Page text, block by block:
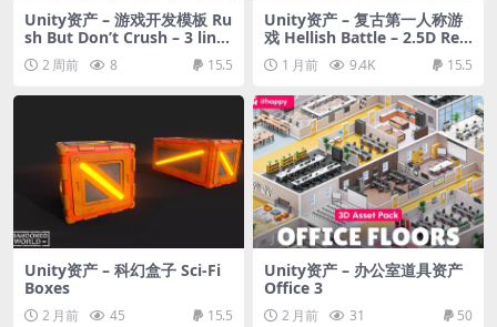
Unity资产 – 游戏开发模板 Ru
sh But Don’t Crush – 3 line
game – ready for release v
1.02 周前 8 15.5
Unity资产 – 复古第一人称游
戏 Hellish Battle – 2.5D Retr
o FPS1 月前 9.4K 15.5
Unity资产 – 科幻盒子 Sci-Fi
Boxes
2 月前 45 15.5
Unity资产 – 办公室道具资产
Office 3
2 月前 31 50